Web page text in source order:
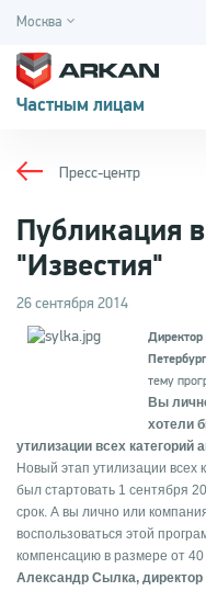
Москва
Частным лицам
Пресс-центр
Публикация
"Известия"
26 сентября 2014
Директор
тему
Вы
хотели
утилизации всех категорий
Новый этап утилизации всех
был стартовать 1 сентября
срок. А вы лично или
воспользоваться этой
компенсацию в размере от
Александр Сылка, директор